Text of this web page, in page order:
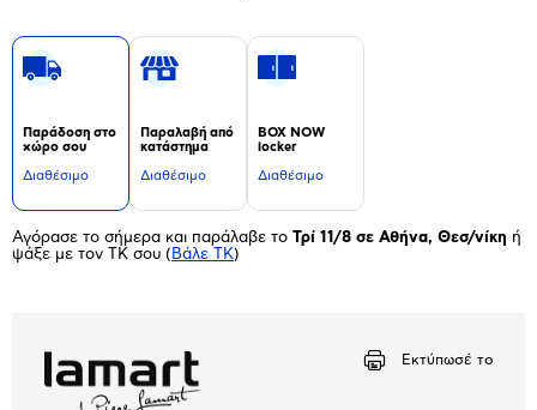
Παράδοση στο
χώρο σου
Διαθέσιμο
Παραλαβή από
κατάστημα
Διαθέσιμο
BOX NOW
locker
Διαθέσιμο
Αγόρασε το σήμερα και παράλαβε το Τρί 11/8 σε Αθήνα, Θεσ/νίκη ή
ψάξε με τον ΤΚ σου ( Βάλε ΤΚ)
Εκτύπωσέ το